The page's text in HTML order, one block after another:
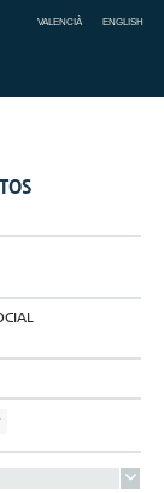
VALENCIÀ ENGLISH